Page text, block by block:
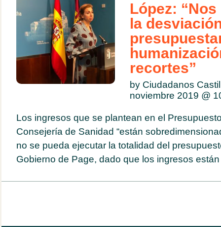
López:
la
recortes”
by Ciudadanos
noviembre 2019 @
Los ingresos que se plantean en el
Consejería de Sanidad “están
no se pueda ejecutar la totalidad del
Gobierno de Page, dado que los ingresos están